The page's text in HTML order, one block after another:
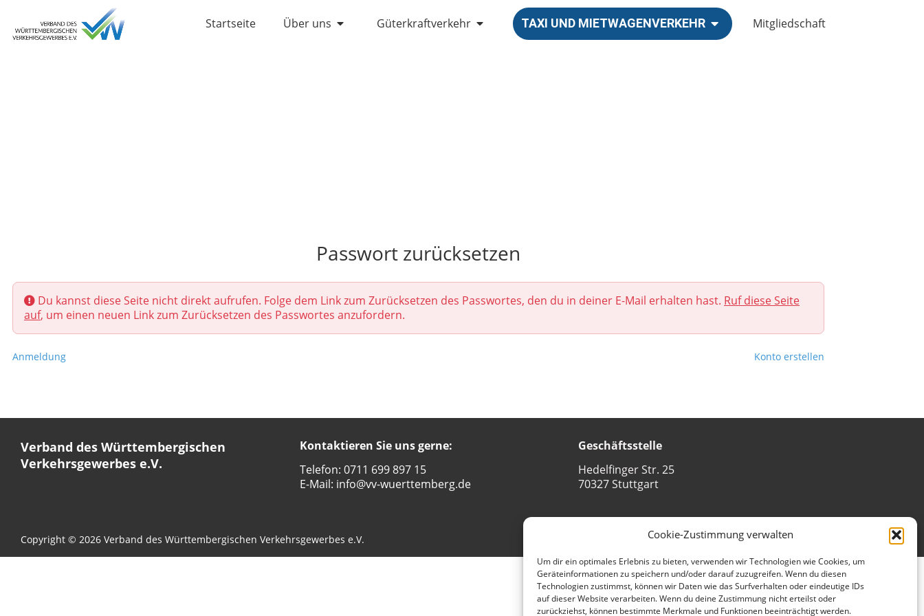
Cookie-Zustimmung verwalten
Um dir ein optimales Erlebnis zu bieten, verwenden wir Technologien wie Cookies, um
Geräteinformationen zu speichern und/oder darauf zuzugreifen. Wenn du diesen
Technologien zustimmst, können wir Daten wie das Surfverhalten oder eindeutige IDs
auf dieser Website verarbeiten. Wenn du deine Zustimmung nicht erteilst oder
zurückziehst, können bestimmte Merkmale und Funktionen beeinträchtigt werden.
Startseite Über uns Güterkraftverkehr TAXI UND MIETWAGENVERKEHR Mitgliedschaft
Passwort zurücksetzen
Du kannst diese Seite nicht direkt aufrufen. Folge dem Link zum Zurücksetzen des Passwortes, den du in deiner E-Mail erhalten hast. Ruf diese Seite
auf, um einen neuen Link zum Zurücksetzen des Passwortes anzufordern.
Anmeldung Konto erstellen
Verband des Württembergischen
Verkehrsgewerbes e.V.
Kontaktieren Sie uns gerne:
Telefon: 0711 699 897 15
E-Mail: info@vv-wuerttemberg.de
Geschäftsstelle
Hedelfinger Str. 25
70327 Stuttgart
Copyright © 2026 Verband des Württembergischen Verkehrsgewerbes e.V. Datenschutz Impressum Cookie-Richtlinie (EU)